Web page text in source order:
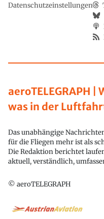
aeroTELEGRAPH
was in der
Das unabhängige
für die Fliegen mehr ist als
Die Redaktion berichtet
aktuell, verständlich,
© aeroTELEGRAPH
Datenschutzeinstellungen